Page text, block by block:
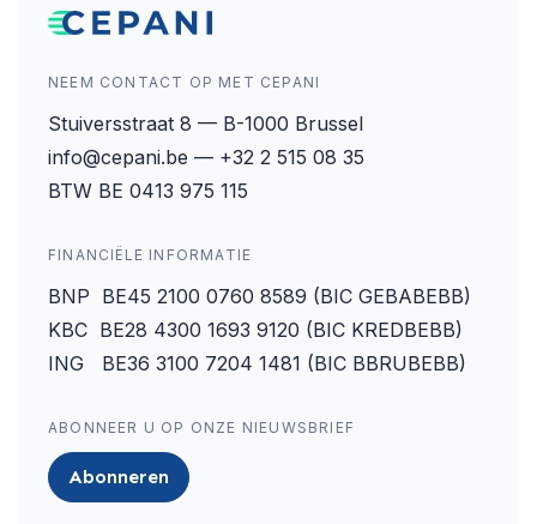
NEEM CONTACT OP MET CEPANI
Stuiversstraat 8 — B-1000 Brussel
info@cepani.be — +32 2 515 08 35
BTW BE 0413 975 115
FINANCIËLE INFORMATIE
BNP BE45 2100 0760 8589 (BIC GEBABEBB)
KBC BE28 4300 1693 9120 (BIC KREDBEBB)
ING BE36 3100 7204 1481 (BIC BBRUBEBB)
ABONNEER U OP ONZE NIEUWSBRIEF
Abonneren